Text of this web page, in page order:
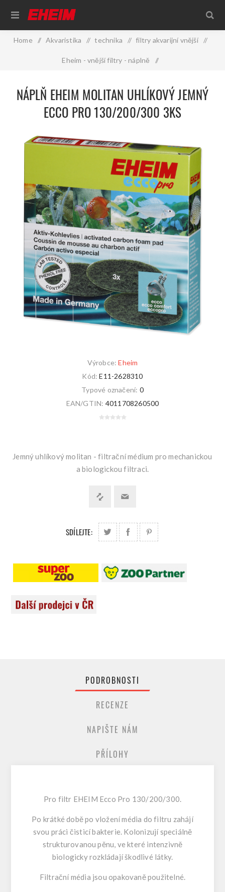
Home / Akvaristika / technika / filtry akvarijní vnější /
Eheim - vnější filtry - náplně /
3ks
NÁPLŇ EHEIM MOLITAN UHLÍKOVÝ JEMNÝ
ECCO PRO 130/200/300 3KS
Výrobce: Eheim
Kód: E11-2628310
Typové označení: 0
EAN/GTIN: 4011708260500
Jemný uhlíkový molitan - filtrační médium pro mechanickou
a biologickou filtraci.
SDÍLEJTE:
PODROBNOSTI
RECENZE
NAPIŠTE NÁM
PŘÍLOHY
Pro filtr EHEIM Ecco Pro 130/200/300.
Po krátké době po vložení média do filtru zahájí
svou práci čisticí bakterie. Kolonizují speciálně
strukturovanou pěnu, ve které intenzivně
biologicky rozkládají škodlivé látky.
Filtrační média jsou opakovaně použitelné.